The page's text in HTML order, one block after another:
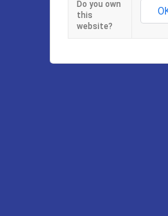
Do you own
this
website?